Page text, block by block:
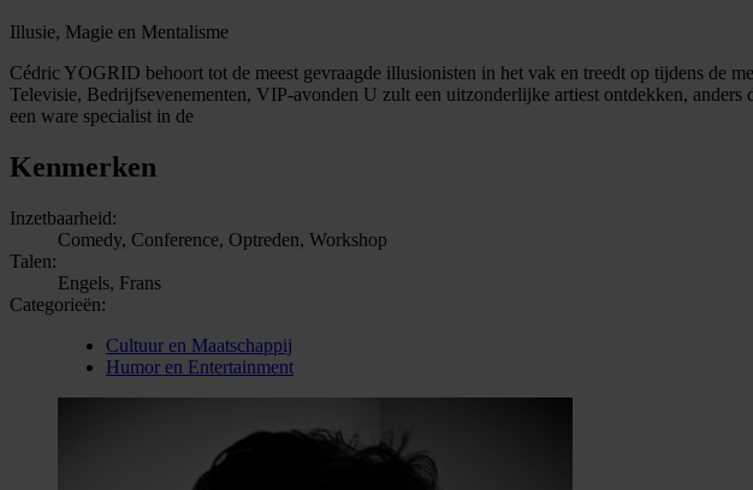
Illusie, Magie en Mentalisme
Cédric YOGRID behoort tot de meest gevraagde illusionisten in het vak en treedt op tijdens de
Televisie, Bedrijfsevenementen, VIP-avonden U zult een uitzonderlijke artiest ontdekken,
een ware specialist in de
Kenmerken
Inzetbaarheid:
Comedy, Conference, Optreden, Workshop
Talen:
Engels, Frans
Categorieën:
Cultuur en Maatschappij
Humor en Entertainment